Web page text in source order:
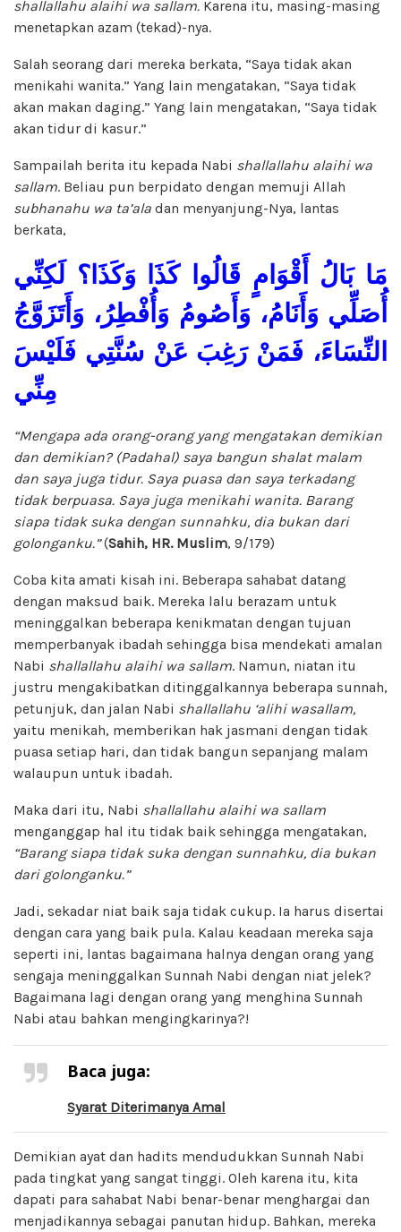
shallallahu alaihi wa sallam. Karena itu, masing-masing
menetapkan azam (tekad)-nya.
Salah seorang dari mereka berkata, “Saya tidak akan
menikahi wanita.” Yang lain mengatakan, “Saya tidak
akan makan daging.” Yang lain mengatakan, “Saya tidak
akan tidur di kasur.”
Sampailah berita itu kepada Nabi shallallahu alaihi wa
sallam. Beliau pun berpidato dengan memuji Allah
subhanahu wa ta’ala dan menyanjung-Nya, lantas
berkata,
مَا بَالُ أَقْوَامٍ قَالُوا كَذَا وَكَذَا؟ لَكِنِّي
أُصَلِّي وَأَنَامُ، وَأَصُومُ وَأُفْطِرُ، وَأَتَزَوَّجُ
النِّسَاءَ، فَمَنْ رَغِبَ عَنْ سُنَّتِي فَلَيْسَ
مِنِّي
“Mengapa ada orang-orang yang mengatakan demikian
dan demikian? (Padahal) saya bangun shalat malam
dan saya juga tidur. Saya puasa dan saya terkadang
tidak berpuasa. Saya juga menikahi wanita. Barang
siapa tidak suka dengan sunnahku, dia bukan dari
golonganku.”(Sahih, HR. Muslim, 9/179)
Coba kita amati kisah ini. Beberapa sahabat datang
dengan maksud baik. Mereka lalu berazam untuk
meninggalkan beberapa kenikmatan dengan tujuan
memperbanyak ibadah sehingga bisa mendekati amalan
Nabi shallallahu alaihi wa sallam. Namun, niatan itu
justru mengakibatkan ditinggalkannya beberapa sunnah,
petunjuk, dan jalan Nabi shallallahu ‘alihi wasallam,
yaitu menikah, memberikan hak jasmani dengan tidak
puasa setiap hari, dan tidak bangun sepanjang malam
walaupun untuk ibadah.
Maka dari itu, Nabi shallallahu alaihi wa sallam
menganggap hal itu tidak baik sehingga mengatakan,
“Barang siapa tidak suka dengan sunnahku, dia bukan
dari golonganku.”
Jadi, sekadar niat baik saja tidak cukup. Ia harus disertai
dengan cara yang baik pula. Kalau keadaan mereka saja
seperti ini, lantas bagaimana halnya dengan orang yang
sengaja meninggalkan Sunnah Nabi dengan niat jelek?
Bagaimana lagi dengan orang yang menghina Sunnah
Nabi atau bahkan mengingkarinya?!
Baca juga:
Syarat Diterimanya Amal
Demikian ayat dan hadits mendudukkan Sunnah Nabi
pada tingkat yang sangat tinggi. Oleh karena itu, kita
dapati para sahabat Nabi benar-benar menghargai dan
menjadikannya sebagai panutan hidup. Bahkan, mereka